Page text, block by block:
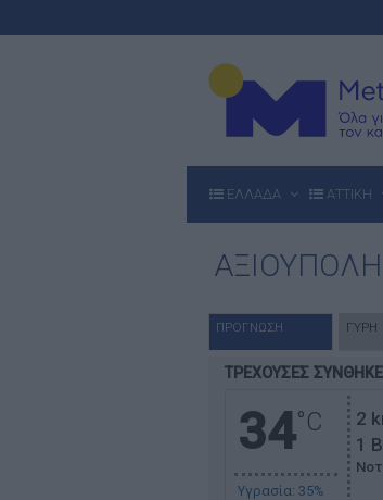
ΕΛΛΑΔΑ ΑΤΤΙΚΗ
ΑΞΙΟΥΠΟΛΗ
ΠΡΟΓΝΩΣΗ ΓΥΡΗ
ΤΡΕΧΟΥΣΕΣ
34°C
Υγρασία: 35%
2
1